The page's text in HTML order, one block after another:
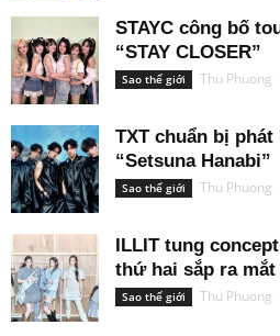
STAYC công bố
“STAY CLOSER”
Sao thế giới Thu Phuong
TXT chuẩn bị
“Setsuna Hanabi”
Sao thế giới Thu Phuong
ILLIT tung
thứ hai sắp ra mắt
Sao thế giới Thu Phuong